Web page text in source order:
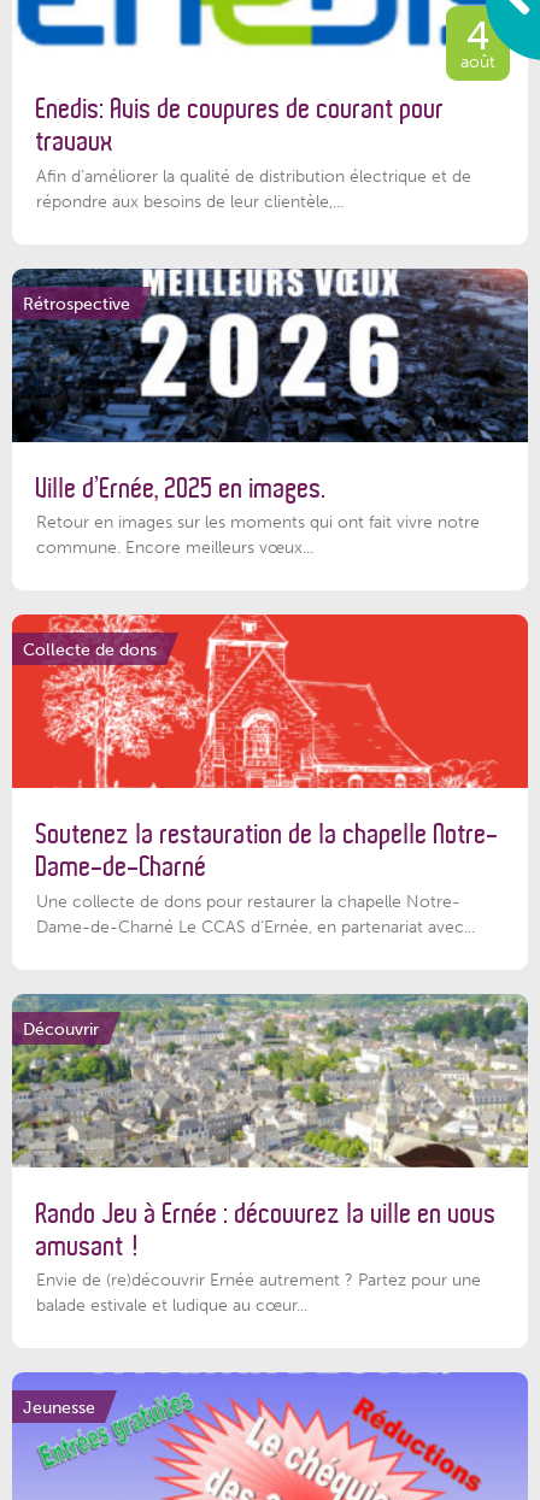
4
août
Enedis: Avis de coupures de courant pour
travaux
Afin d’améliorer la qualité de distribution électrique et de
répondre aux besoins de leur clientèle,...
Rétrospective
Ville d’Ernée, 2025 en images.
Retour en images sur les moments qui ont fait vivre notre
commune. Encore meilleurs vœux...
Collecte de dons
Soutenez la restauration de la chapelle Notre-
Dame-de-Charné
Une collecte de dons pour restaurer la chapelle Notre-
Dame-de-Charné Le CCAS d’Ernée, en partenariat avec...
Découvrir
Rando Jeu à Ernée : découvrez la ville en vous
amusant !
Envie de (re)découvrir Ernée autrement ? Partez pour une
balade estivale et ludique au cœur...
Jeunesse